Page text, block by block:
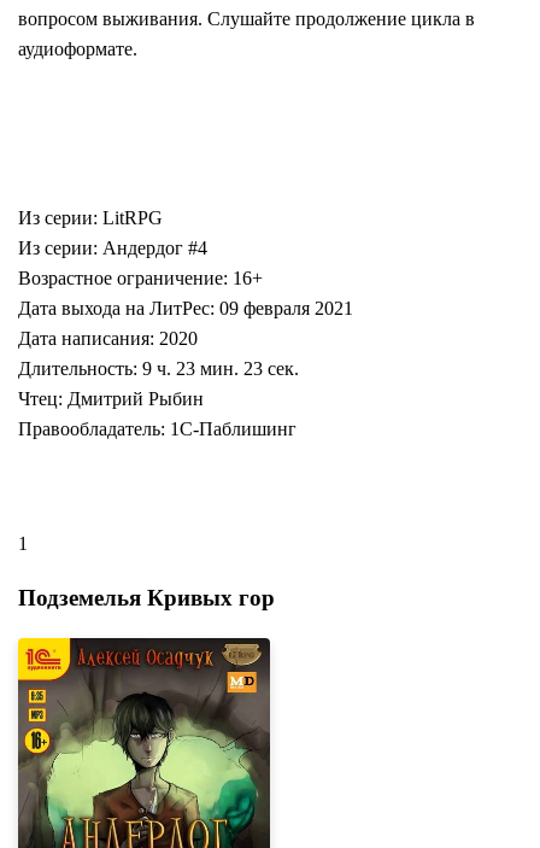
вопросом выживания. Слушайте продолжение цикла в
аудиоформате.
Из серии: LitRPG
Из серии: Андердог #4
Возрастное ограничение: 16+
Дата выхода на ЛитРес: 09 февраля 2021
Дата написания: 2020
Длительность: 9 ч. 23 мин. 23 сек.
Чтец: Дмитрий Рыбин
Правообладатель: 1С-Паблишинг
1
Подземелья Кривых гор